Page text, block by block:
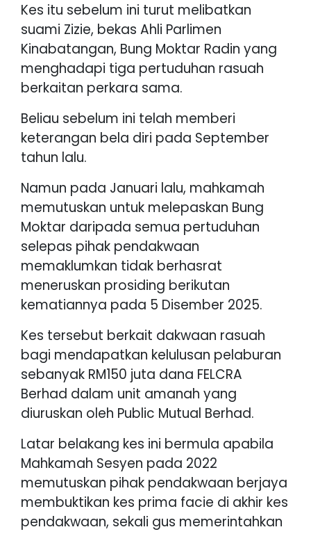
Kes itu sebelum ini turut melibatkan
suami Zizie, bekas Ahli Parlimen
Kinabatangan, Bung Moktar Radin yang
menghadapi tiga pertuduhan rasuah
berkaitan perkara sama.
Beliau sebelum ini telah memberi
keterangan bela diri pada September
tahun lalu.
Namun pada Januari lalu, mahkamah
memutuskan untuk melepaskan Bung
Moktar daripada semua pertuduhan
selepas pihak pendakwaan
memaklumkan tidak berhasrat
meneruskan prosiding berikutan
kematiannya pada 5 Disember 2025.
Kes tersebut berkait dakwaan rasuah
bagi mendapatkan kelulusan pelaburan
sebanyak RM150 juta dana FELCRA
Berhad dalam unit amanah yang
diuruskan oleh Public Mutual Berhad.
Latar belakang kes ini bermula apabila
Mahkamah Sesyen pada 2022
memutuskan pihak pendakwaan berjaya
membuktikan kes prima facie di akhir kes
pendakwaan, sekali gus memerintahkan